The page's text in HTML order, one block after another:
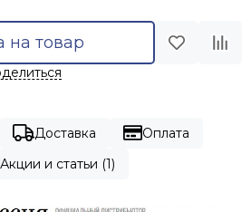
на товар
Доставка
Оплата
Акции и статьи (1)